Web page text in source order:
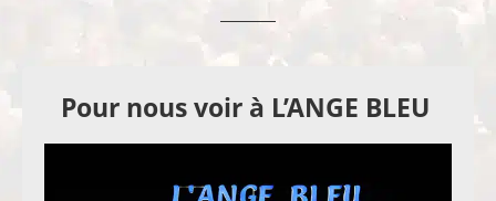
Pour nous voir à L’ANGE BLEU